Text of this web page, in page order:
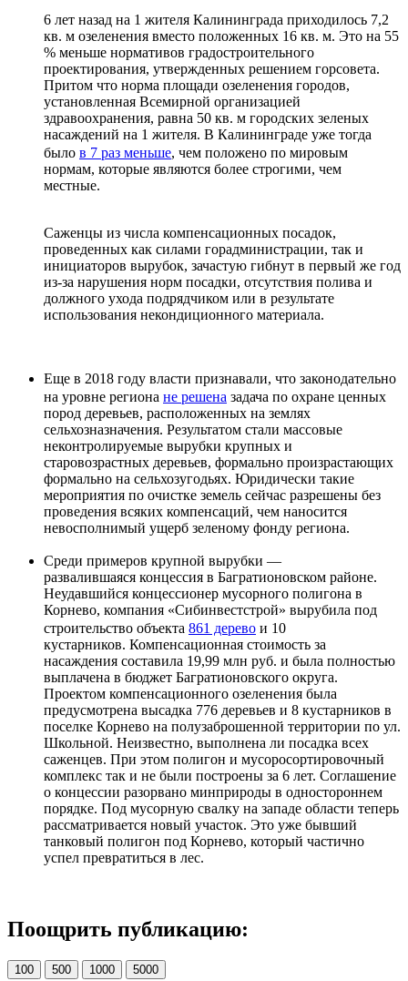
6 лет назад на 1 жителя Калининграда приходилось 7,2
кв. м озеленения вместо положенных 16 кв. м. Это на 55
% меньше нормативов градостроительного
проектирования, утвержденных решением горсовета.
Притом что норма площади озеленения городов,
установленная Всемирной организацией
здравоохранения, равна 50 кв. м городских зеленых
насаждений на 1 жителя. В Калининграде уже тогда
было в 7 раз меньше, чем положено по мировым
нормам, которые являются более строгими, чем
местные.
Саженцы из числа компенсационных посадок,
проведенных как силами горадминистрации, так и
инициаторов вырубок, зачастую гибнут в первый же год
из-за нарушения норм посадки, отсутствия полива и
должного ухода подрядчиком или в результате
использования некондиционного материала.
Еще в 2018 году власти признавали, что законодательно
на уровне региона не решена задача по охране ценных
пород деревьев, расположенных на землях
сельхозназначения. Результатом стали массовые
неконтролируемые вырубки крупных и
старовозрастных деревьев, формально произрастающих
формально на сельхозугодьях. Юридически такие
мероприятия по очистке земель сейчас разрешены без
проведения всяких компенсаций, чем наносится
невосполнимый ущерб зеленому фонду региона.
Среди примеров крупной вырубки —
развалившаяся концессия в Багратионовском районе.
Неудавшийся концессионер мусорного полигона в
Корнево, компания «Сибинвестстрой» вырубила под
строительство объекта 861 дерево и 10
кустарников. Компенсационная стоимость за
насаждения составила 19,99 млн руб. и была полностью
выплачена в бюджет Багратионовского округа.
Проектом компенсационного озеленения была
предусмотрена высадка 776 деревьев и 8 кустарников в
поселке Корнево на полузаброшенной территории по ул.
Школьной. Неизвестно, выполнена ли посадка всех
саженцев. При этом полигон и мусоросортировочный
комплекс так и не были построены за 6 лет. Соглашение
о концессии разорвано минприроды в одностороннем
порядке. Под мусорную свалку на западе области теперь
рассматривается новый участок. Это уже бывший
танковый полигон под Корнево, который частично
успел превратиться в лес.
Поощрить публикацию:
100 500 1000 5000